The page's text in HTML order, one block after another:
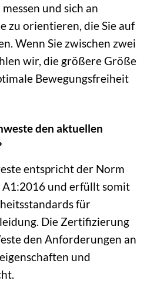
und sich an
zu orientieren, die Sie auf
Wenn Sie zwischen zwei
wir, die größere Größe
Bewegungsfreiheit
den aktuellen
entspricht der Norm
A1:2016 und erfüllt somit
für
Die Zertifizierung
den Anforderungen an
und